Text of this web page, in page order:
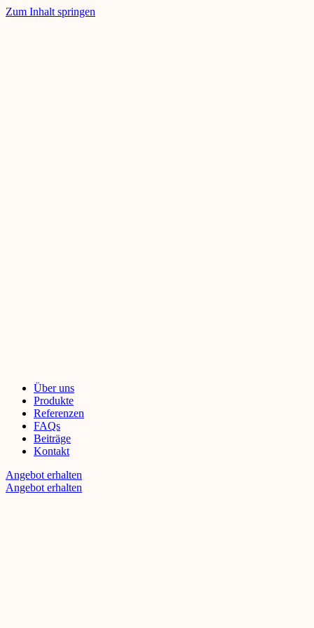
Zum Inhalt springen
Über uns
Produkte
Referenzen
FAQs
Beiträge
Kontakt
Angebot erhalten
Angebot erhalten